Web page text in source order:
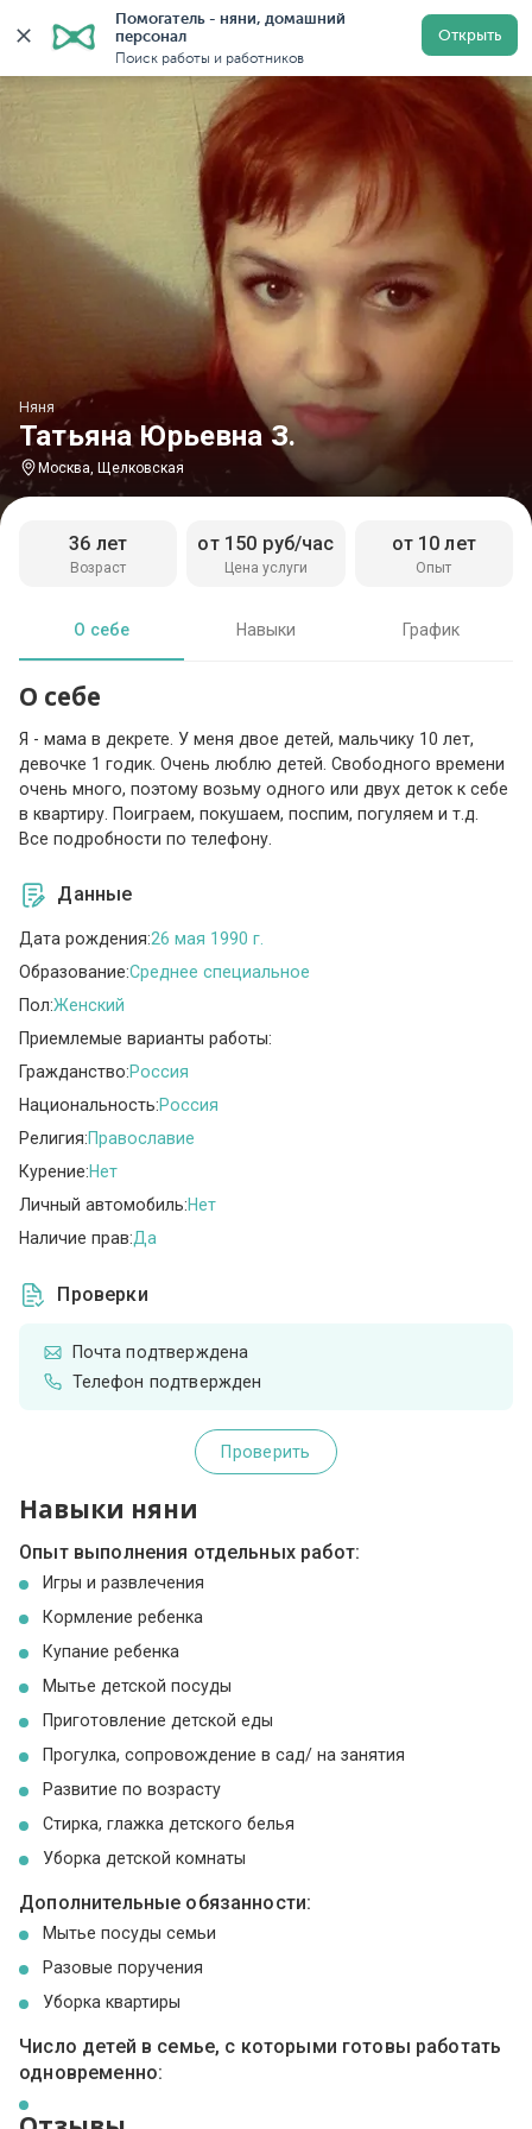
Помогатель - няни, домашний
персонал
Поиск работы и работников
Открыть
Главная Няни Няни в Москве Няни у метро
Татьяна Юрьевна З.
Няня
Москва, Щелковская
Возраст
36 лет
Цена услуги
от 150 руб/час
Опыт
от 10 лет
О себе Навыки График
О себе
Я - мама в декрете. У меня двое детей, мальчику 10 лет,
девочке 1 годик. Очень люблю детей. Свободного времени
очень много, поэтому возьму одного или двух деток к себе
в квартиру. Поиграем, покушаем, поспим, погуляем и т.д.
Все подробности по телефону.
Данные
Дата рождения:26 мая 1990 г.
Образование:Среднее специальное
Пол:Женский
Приемлемые варианты работы:
Гражданство:Россия
Национальность:Россия
Религия:Православие
Курение:Нет
Личный автомобиль:Нет
Наличие прав:Да
Проверки
Почта подтверждена
Телефон подтвержден
Проверить
Навыки няни
Опыт выполнения отдельных работ:
Игры и развлечения
Кормление ребенка
Купание ребенка
Мытье детской посуды
Приготовление детской еды
Прогулка, сопровождение в сад/ на занятия
Развитие по возрасту
Стирка, глажка детского белья
Уборка детской комнаты
Дополнительные обязанности:
Мытье посуды семьи
Разовые поручения
Уборка квартиры
Число детей в семье, с которыми готовы работать
одновременно: